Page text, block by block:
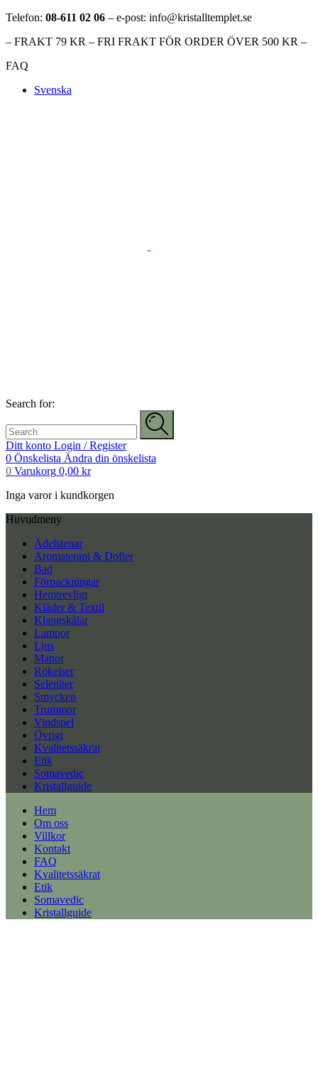
Telefon: 08-611 02 06 – e-post: info@kristalltemplet.se
– FRAKT 79 KR – FRI FRAKT FÖR ORDER ÖVER 500 KR –
FAQ
Svenska
Search for:
Ditt konto Login / Register
0 Önskelista Ändra din önskelista
0 Varukorg 0,00 kr
Inga varor i kundkorgen
Huvudmeny
Ädelstenar
Aromaterapi & Dofter
Bad
Förpackningar
Hemtrevligt
Kläder & Textil
Klangskålar
Lampor
Ljus
Mattor
Rökelser
Seleniter
Smycken
Trummor
Vindspel
Övrigt
Kvalitetssäkrat
Etik
Somavedic
Kristallguide
Hem
Om oss
Villkor
Kontakt
FAQ
Kvalitetssäkrat
Etik
Somavedic
Kristallguide